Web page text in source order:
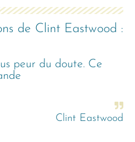
de Clint Eastwood :
peur du doute. Ce
Clint Eastwood